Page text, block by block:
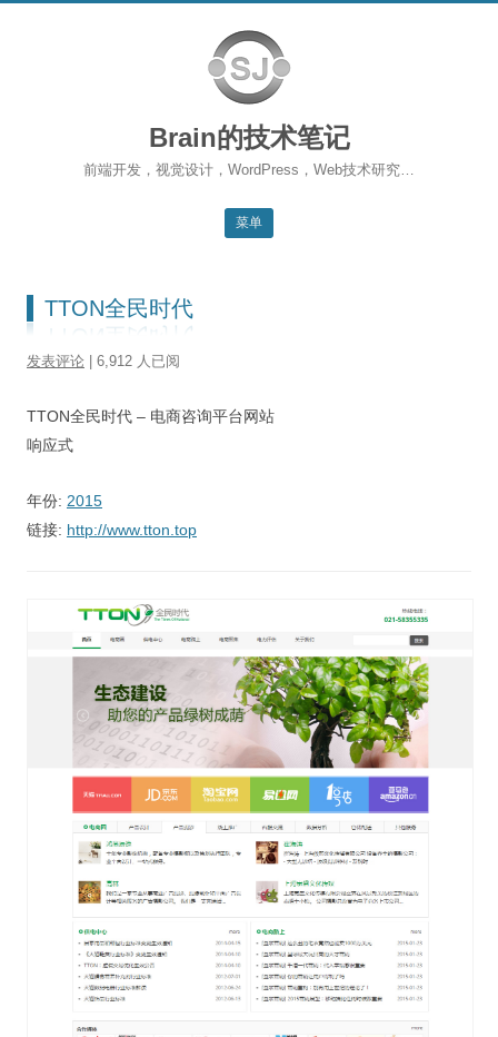
Brain的技术笔记
前端开发，视觉设计，WordPress，Web技术研究…
菜单
前端开发
TTON全民时代
发表评论 | 6,912 人已阅
TTON全民时代 – 电商咨询平台网站
响应式
年份: 2015
链接: http://www.tton.top